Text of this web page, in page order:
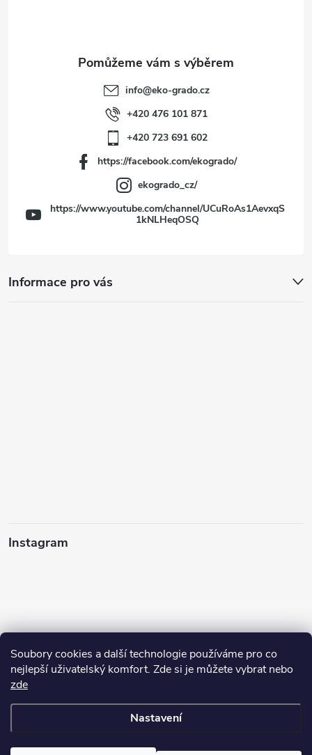
Soubory cookies a další technologie používáme pro co
nejlepší uživatelský komfort. Zde si je můžete vybrat nebo
zde
Nastavení
Informace pro vás
info@eko-grado.cz
+420 476 101 871
+420 723 691 602
https://facebook.com/ekogrado/
ekogrado_cz/
https://www.youtube.com/channel/UCuRoAs1AevxqS
1kNLHeqOSQ
Instagram
Upravit nastavení cookies